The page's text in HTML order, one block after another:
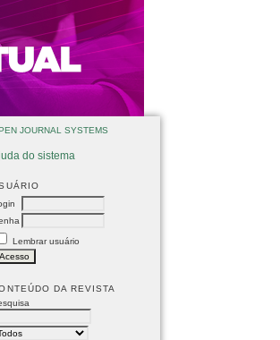
JOURNAL SYSTEMS
do sistema
Lembrar usuário
DA REVISTA